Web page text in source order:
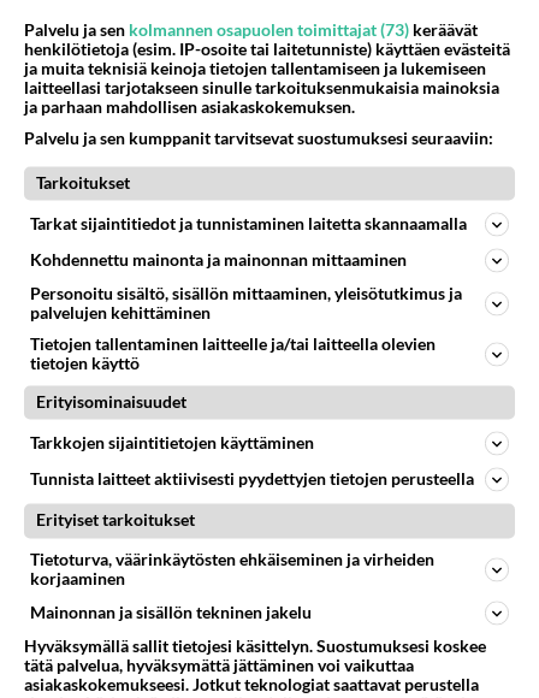
MUUT LIITTYMÄT Vastattu 17v
Miten käy GSM-SUOMI kytkypuhelin liittymille?
Kytkykaupan aikaa on vielä muutama kuukausi jäljellä.
Sim lukitusta ei puhelimessa ole mutta sopimus sitova
08.04.2009 12:25
MUUT LIITTYMÄT Vastattu 17v
GSM Suomen kohtalo
suomen-kohtalo-on-pankinjohtajan-
poydalla/20099177/66 "GSM Suomen tuleva...
08.04.2009 08:19 2 380 0
Palvelu ja sen kolmannen osapuolen toimittajat (73) keräävät
henkilötietoja (esim. IP-osoite tai laitetunniste) käyttäen evästeitä
ja muita teknisiä keinoja tietojen tallentamiseen ja lukemiseen
laitteellasi tarjotakseen sinulle tarkoituksenmukaisia mainoksia
ja parhaan mahdollisen asiakaskokemuksen.
Palvelu ja sen kumppanit tarvitsevat suostumuksesi seuraaviin:
Tarkoitukset
Tarkat sijaintitiedot ja tunnistaminen laitetta skannaamalla
Kohdennettu mainonta ja mainonnan mittaaminen
Personoitu sisältö, sisällön mittaaminen, yleisötutkimus ja
palvelujen kehittäminen
Tietojen tallentaminen laitteelle ja/tai laitteella olevien
tietojen käyttö
Erityisominaisuudet
Tarkkojen sijaintitietojen käyttäminen
Tunnista laitteet aktiivisesti pyydettyjen tietojen perusteella
Erityiset tarkoitukset
Tietoturva, väärinkäytösten ehkäiseminen ja virheiden
korjaaminen
Mainonnan ja sisällön tekninen jakelu
Hyväksymällä sallit tietojesi käsittelyn. Suostumuksesi koskee
tätä palvelua, hyväksymättä jättäminen voi vaikuttaa
asiakaskokemukseesi. Jotkut teknologiat saattavat perustella